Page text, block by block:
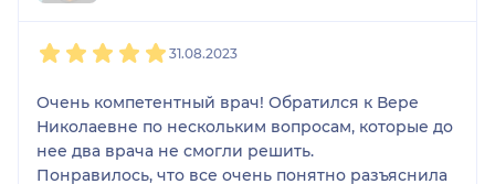
изменения), подробные рекомендации по
организации сна/бодрствования, режиму дня и в
целом, образа жизни. А также список препаратов,
которые мне нужно принимать. Причем
31.08.2023
Очень компетентный врач! Обратился к Вере
Николаевне по нескольким вопросам, которые до
нее два врача не смогли решить.
Понравилось, что все очень понятно разъяснила